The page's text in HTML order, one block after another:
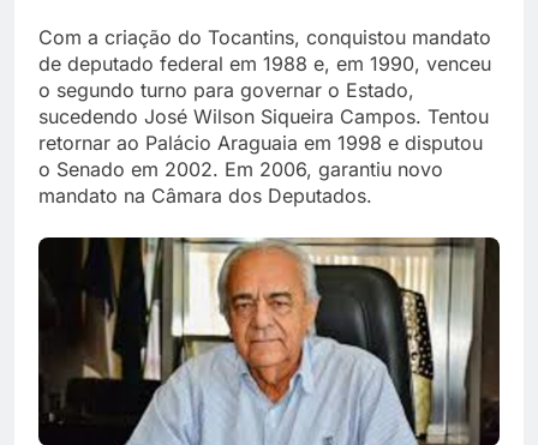
Com a criação do Tocantins, conquistou mandato
de deputado federal em 1988 e, em 1990, venceu
o segundo turno para governar o Estado,
sucedendo José Wilson Siqueira Campos. Tentou
retornar ao Palácio Araguaia em 1998 e disputou
o Senado em 2002. Em 2006, garantiu novo
mandato na Câmara dos Deputados.